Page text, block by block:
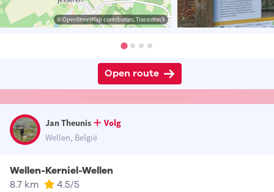
© OpenStreetMap contributors, Tracestrack
Open route
Jan Theunis
Volg
Wellen, België
Wellen-Kerniel-Wellen
8.7 km 4.5/5